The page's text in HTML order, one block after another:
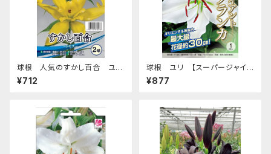
球根 人気のすかし百合 ユリ
【トモス】ya [サイズ: 2球入り]
¥712
球根 ユリ 【スーパージャイア
ント カサブランカ】tk [サイズ: 1
球入り]
¥877